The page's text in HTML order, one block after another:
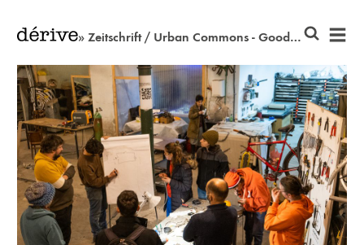
» Zeitschrift / Urban Commons - Good Practice: KC Magacin